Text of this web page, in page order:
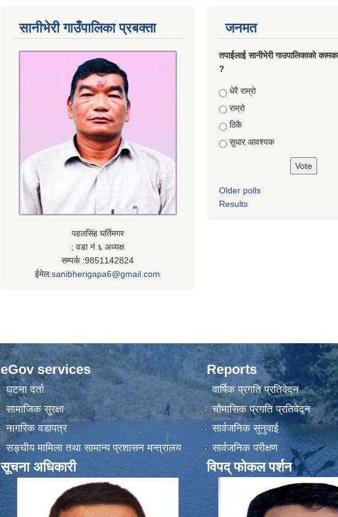
सानीभेरी गाउँपालिका प्रबक्ता
पहलसिंह घर्तिमगर
; वडा नं ६ अध्यक्ष
सम्पर्क :9851142824
ईमेल:sanibherigapa6@gmail.com
जनमत
तपाईलाई सानीभेरी गाउपालिकाकाे
?
Choices
धेरै राम्राे
राम्रो
ठिकै
सुधार आवश्यक
Older polls
Results
eGov services
घटना दर्ता
सामाजिक सुरक्षा
नागरिक वडापत्र
सङ्‍घीय मामिला तथा सामान्य प्रशासन मन्त्रालय
सूचना अधिकारी
Reports
वार्षिक प्रगति प्रतिवेदन
चौमासिक प्रगति प्रतिवेदन
सार्वजनिक सुनुवाई
सार्वजनिक परीक्षण
विपद् फोकल पर्शन